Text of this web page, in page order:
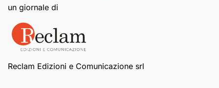
un giornale di
Reclam Edizioni e Comunicazione srl